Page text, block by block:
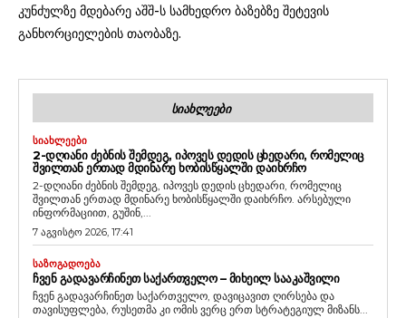
კუნძულზე მდებარე აშშ-ს სამხედრო ბაზებზე შეტევის
განხორციელების თაობაზე.
ᲡᲘᲐᲮᲚᲔᲔᲑᲘ
ᲡᲘᲐᲮᲚᲔᲔᲑᲘ
2-ᲓᲦᲘᲐᲜᲘ ᲫᲔᲑᲜᲘᲡ ᲨᲔᲛᲓᲔᲒ, ᲘᲞᲝᲕᲔᲡ ᲓᲔᲓᲘᲡ ᲪᲮᲔᲓᲐᲠᲘ, ᲠᲝᲛᲔᲚᲘᲪ
ᲨᲕᲘᲚᲗᲐᲜ ᲔᲠᲗᲐᲓ ᲛᲓᲘᲜᲐᲠᲔ ᲮᲝᲑᲘᲡᲬᲧᲐᲚᲨᲘ ᲓᲐᲘᲮᲠᲩᲝ
2-დღიანი ძებნის შემდეგ, იპოვეს დედის ცხედარი, რომელიც
შვილთან ერთად მდინარე ხობისწყალში დაიხრჩო. არსებული
ინფორმაციით, გუშინ,...
7 აგვისტო 2026, 17:41
ᲡᲐᲖᲝᲒᲐᲓᲝᲔᲑᲐ
ᲩᲕᲔᲜ ᲒᲐᲓᲐᲕᲐᲠᲩᲘᲜᲔᲗ ᲡᲐᲥᲐᲠᲗᲕᲔᲚᲝ – ᲛᲘᲮᲔᲘᲚ ᲡᲐᲐᲙᲐᲨᲕᲘᲚᲘ
ჩვენ გადავარჩინეთ საქართველო, დავიცავით ღირსება და
თავისუფლება, რუსეთმა კი ომის ვერც ერთ სტრატეგიულ მიზანს...